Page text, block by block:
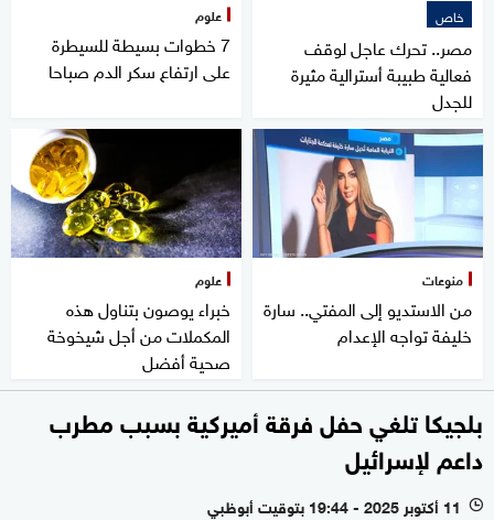
خاص
مصر.. تحرك عاجل لوقف
فعالية طبيبة أسترالية مثيرة
للجدل
علوم
7 خطوات بسيطة للسيطرة
على ارتفاع سكر الدم صباحا
منوعات
من الاستديو إلى المفتي.. سارة
خليفة تواجه الإعدام
علوم
خبراء يوصون بتناول هذه
المكملات من أجل شيخوخة
صحية أفضل
بلجيكا تلغي حفل فرقة أميركية بسبب مطرب
داعم لإسرائيل
l 11 أكتوبر 2025 - 19:44 بتوقيت أبوظبي